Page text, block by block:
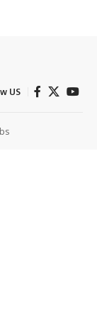
US